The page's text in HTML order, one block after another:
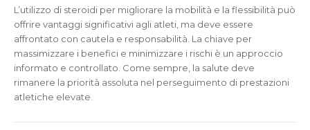
L’utilizzo di steroidi per migliorare la mobilità e la flessibilità può
offrire vantaggi significativi agli atleti, ma deve essere
affrontato con cautela e responsabilità. La chiave per
massimizzare i benefici e minimizzare i rischi è un approccio
informato e controllato. Come sempre, la salute deve
rimanere la priorità assoluta nel perseguimento di prestazioni
atletiche elevate.